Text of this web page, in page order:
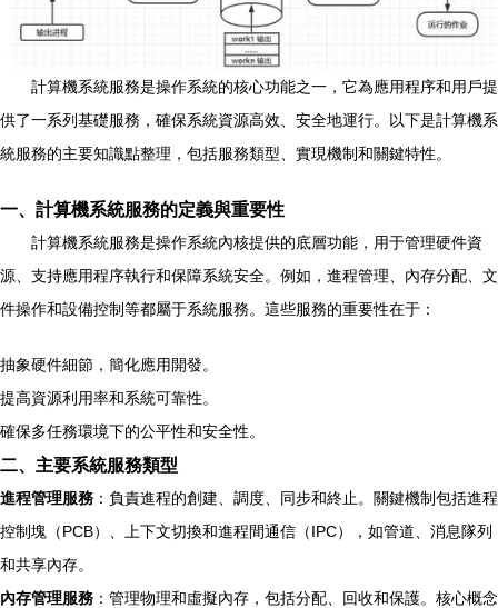
計算機系統服務是操作系統的核心功能之一，它為應用程序和用戶提
供了一系列基礎服務，確保系統資源高效、安全地運行。以下是計算機系
統服務的主要知識點整理，包括服務類型、實現機制和關鍵特性。
一、計算機系統服務的定義與重要性
計算機系統服務是操作系統內核提供的底層功能，用于管理硬件資
源、支持應用程序執行和保障系統安全。例如，進程管理、內存分配、文
件操作和設備控制等都屬于系統服務。這些服務的重要性在于：
抽象硬件細節，簡化應用開發。
提高資源利用率和系統可靠性。
確保多任務環境下的公平性和安全性。
二、主要系統服務類型
進程管理服務 ：負責進程的創建、調度、同步和終止。關鍵機制包括進程
控制塊（PCB）、上下文切換和進程間通信（IPC），如管道、消息隊列
和共享內存。
內存管理服務 ：管理物理和虛擬內存，包括分配、回收和保護。核心概念